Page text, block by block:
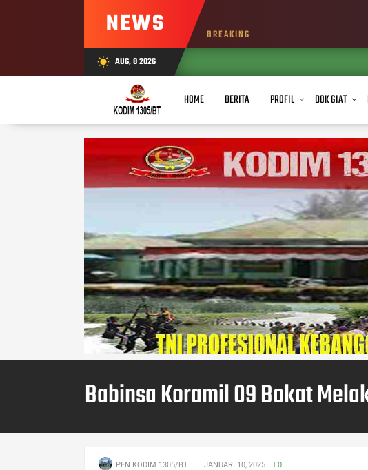
NEWS BREAKING
wb_sunny AUG, 8 2026
HOME BERITA PROFIL DOK GIAT
Babinsa Koramil 09 Bokat
PEN KODIM 1305/BT JANUARI 10, 2025 0